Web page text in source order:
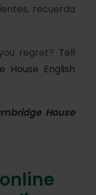
recuerda
regret? Tell
House English
House